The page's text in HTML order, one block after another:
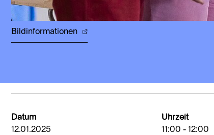
Bildinformationen
Datum
12.01.2025
Uhrzeit
11:00 - 12:00